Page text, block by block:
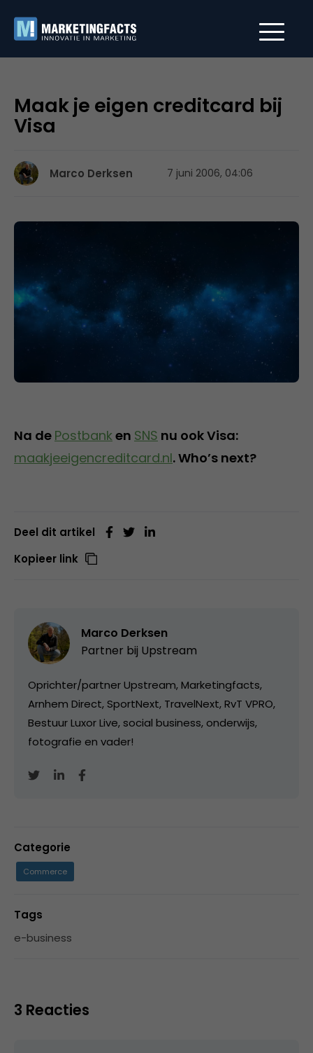
Maak je eigen creditcard bij
Visa
Marco Derksen 7 juni 2006, 04:06
Na de Postbank en SNS nu ook Visa:
maakjeeigencreditcard.nl. Who’s next?
Deel dit artikel
Kopieer link
Marco Derksen
Partner bij Upstream
Oprichter/partner Upstream, Marketingfacts,
Arnhem Direct, SportNext, TravelNext, RvT VPRO,
Bestuur Luxor Live, social business, onderwijs,
fotografie en vader!
Categorie
Commerce
Tags
e-business
3 Reacties